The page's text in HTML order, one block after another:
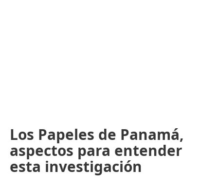
Los Papeles de Panamá,
aspectos para entender
esta investigación